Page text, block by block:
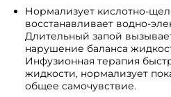
Нормализует кислотно-
восстанавливает водно-
Длительный запой
нарушение баланса
Инфузионная терапия
жидкости, нормализует
общее самочувствие.